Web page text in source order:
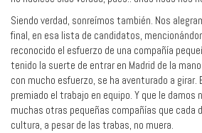
Siendo verdad, sonreímos también. Nos
final, en esa lista de candidatos,
reconocido el esfuerzo de una compañía
tenido la suerte de entrar en Madrid de la
con mucho esfuerzo, se ha aventurado a girar.
premiado el trabajo en equipo. Y que le damos
muchas otras pequeñas compañías que cada
cultura, a pesar de las trabas, no muera.